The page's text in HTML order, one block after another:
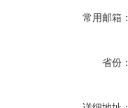
常用邮箱：
省份：